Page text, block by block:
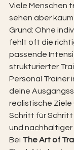
Viele Menschen
sehen aber
Grund: Ohne
fehlt oft die
passende
strukturierter
Personal Trainer
deine
realistische
Schritt für
und nachhaltiger
Bei The Art of